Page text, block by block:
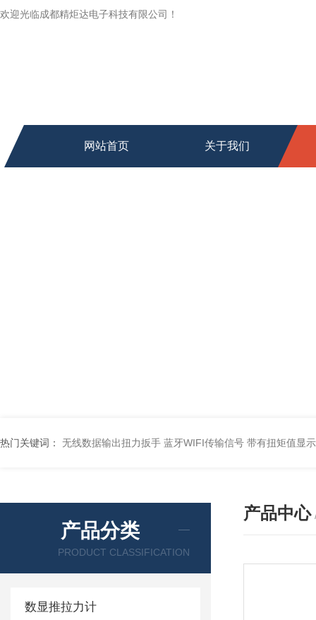
欢迎光临成都精炬达电子科技有限公司！
网站首页 关于我们
热门关键词： 无线数据输出扭力扳手 蓝牙WIFI传输信号 带有扭矩值显
产品分类
PRODUCT CLASSIFICATION
数显推拉力计
产品中心